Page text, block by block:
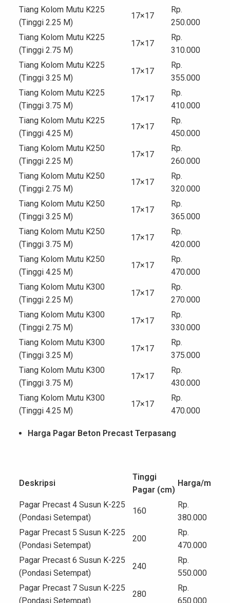
Tiang Kolom Mutu K225
(Tinggi 2.25 M)
17×17
Rp.
250.000
Tiang Kolom Mutu K225
(Tinggi 2.75 M)
17×17
Rp.
310.000
Tiang Kolom Mutu K225
(Tinggi 3.25 M)
17×17
Rp.
355.000
Tiang Kolom Mutu K225
(Tinggi 3.75 M)
17×17
Rp.
410.000
Tiang Kolom Mutu K225
(Tinggi 4.25 M)
17×17
Rp.
450.000
Tiang Kolom Mutu K250
(Tinggi 2.25 M)
17×17
Rp.
260.000
Tiang Kolom Mutu K250
(Tinggi 2.75 M)
17×17
Rp.
320.000
Tiang Kolom Mutu K250
(Tinggi 3.25 M)
17×17
Rp.
365.000
Tiang Kolom Mutu K250
(Tinggi 3.75 M)
17×17
Rp.
420.000
Tiang Kolom Mutu K250
(Tinggi 4.25 M)
17×17
Rp.
470.000
Tiang Kolom Mutu K300
(Tinggi 2.25 M)
17×17
Rp.
270.000
Tiang Kolom Mutu K300
(Tinggi 2.75 M)
17×17
Rp.
330.000
Tiang Kolom Mutu K300
(Tinggi 3.25 M)
17×17
Rp.
375.000
Tiang Kolom Mutu K300
(Tinggi 3.75 M)
17×17
Rp.
430.000
Tiang Kolom Mutu K300
(Tinggi 4.25 M)
17×17
Rp.
470.000
Harga Pagar Beton Precast Terpasang
Deskripsi
Tinggi
Pagar (cm)
Harga/m
Pagar Precast 4 Susun K-225
(Pondasi Setempat)
160
Rp.
380.000
Pagar Precast 5 Susun K-225
(Pondasi Setempat)
200
Rp.
470.000
Pagar Precast 6 Susun K-225
(Pondasi Setempat)
240
Rp.
550.000
Pagar Precast 7 Susun K-225
(Pondasi Setempat)
280
Rp.
650.000